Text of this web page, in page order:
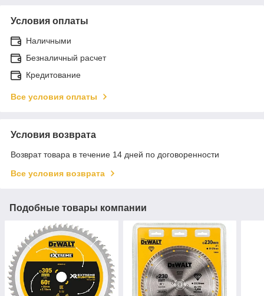
Условия оплаты
Наличными
Безналичный расчет
Кредитование
Все условия оплаты
Условия возврата
Возврат товара в течение 14 дней по договоренности
Все условия возврата
Подобные товары компании